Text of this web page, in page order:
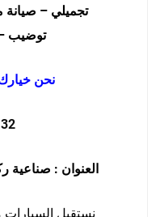
تجميلي – صيانة
توضيب
نحن
العنوان : صناعية
نستقبل